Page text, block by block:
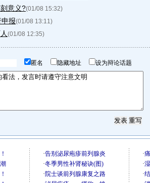
意义?(01/08 15:32)
报(01/08 13:11)
(01/08 12:35)
匿名 隐藏地址 设为辩论话题